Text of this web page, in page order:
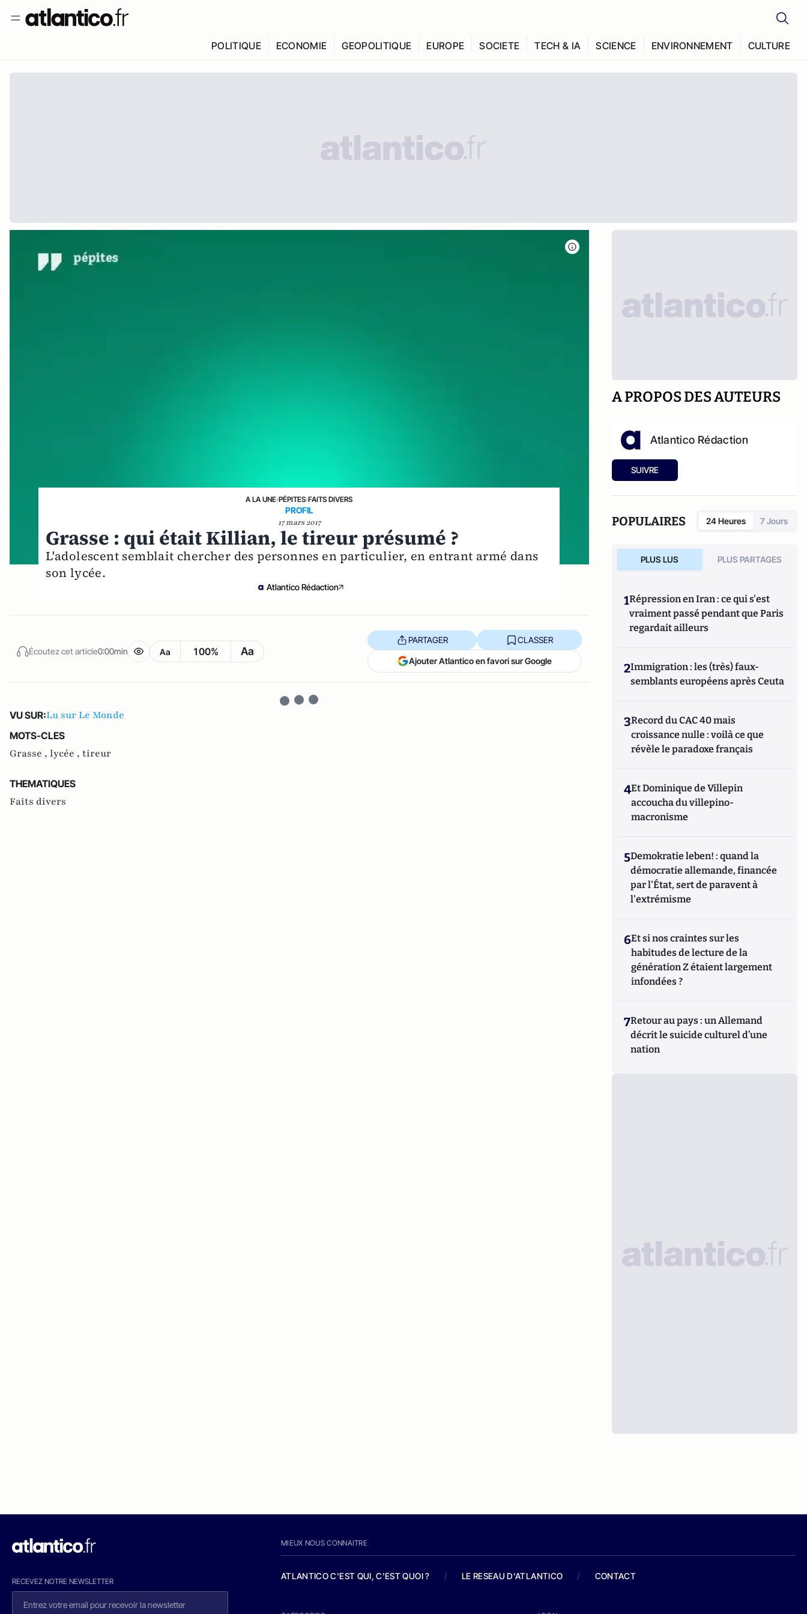
POLITIQUE ECONOMIE GEOPOLITIQUE EUROPE SOCIETE TECH & IA SCIENCE ENVIRONNEMENT CULTURE
A LA UNE›PÉPITES›FAITS DIVERS
PROFIL
17 mars 2017
Grasse : qui était Killian, le tireur présumé ?
L'adolescent semblait chercher des personnes en particulier, en entrant armé dans
son lycée.
Atlantico Rédaction
Écoutez cet article0:00min Aa 100% Aa
PARTAGER CLASSER
Ajouter Atlantico en favori sur Google
VU SUR:Lu sur Le Monde
MOTS-CLES
Grasse , lycée , tireur
THEMATIQUES
Faits divers
A PROPOS DES AUTEURS
Atlantico Rédaction
SUIVRE
POPULAIRES 24 Heures 7 Jours
PLUS LUS PLUS PARTAGES
1Répression en Iran : ce qui s'est
vraiment passé pendant que Paris
regardait ailleurs
2Immigration : les (très) faux-
semblants européens après Ceuta
3Record du CAC 40 mais
croissance nulle : voilà ce que
révèle le paradoxe français
4Et Dominique de Villepin
accoucha du villepino-
macronisme
5Demokratie leben! : quand la
démocratie allemande, financée
par l'État, sert de paravent à
l'extrémisme
6Et si nos craintes sur les
habitudes de lecture de la
génération Z étaient largement
infondées ?
7Retour au pays : un Allemand
décrit le suicide culturel d’une
nation
RECEVEZ NOTRE NEWSLETTER
MIEUX NOUS CONNAITRE
ATLANTICO C'EST QUI, C'EST QUOI ? / LE RESEAU D'ATLANTICO / CONTACT